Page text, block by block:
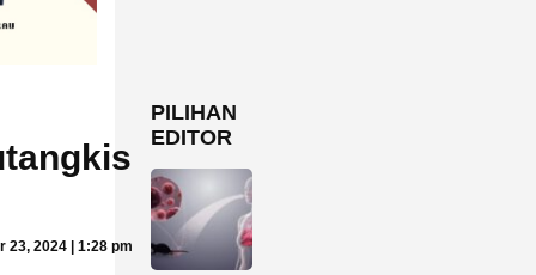
23, 2024 | 1:28 pm
PILIHAN
EDITOR